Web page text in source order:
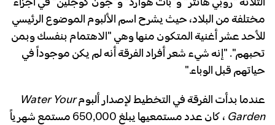
مختلفة من البلاد، حيث يشرح اسم الألبوم الموضوع الرئيسي
للأحد عشر أغنية المتكون منها وهي "الاهتمام بنفسك وبمن
تحبهم". "إنه شيء شعر أفراد الفرقة أنه لم يكن موجوداً في
حياتهم قبل الوباء."
عندما بدأت الفرقة في التخطيط لإصدار ألبومWater Your
Garden
، كان عدد مستمعيها يبلغ 650,000 مستمع شهرياً